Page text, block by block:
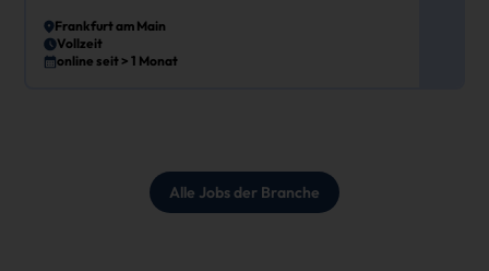
Frankfurt am Main
Vollzeit
online seit > 1 Monat
Alle Jobs der Branche